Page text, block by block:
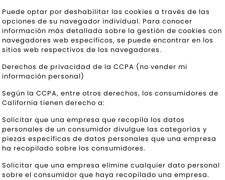
Puede optar por deshabilitar las cookies a través de las
opciones de su navegador individual. Para conocer
información más detallada sobre la gestión de cookies con
navegadores web específicos, se puede encontrar en los
sitios web respectivos de los navegadores.
Derechos de privacidad de la CCPA (no vender mi
información personal)
Según la CCPA, entre otros derechos, los consumidores de
California tienen derecho a:
Solicitar que una empresa que recopila los datos
personales de un consumidor divulgue las categorías y
piezas específicas de datos personales que una empresa
ha recopilado sobre los consumidores.
Solicitar que una empresa elimine cualquier dato personal
sobre el consumidor que haya recopilado una empresa.